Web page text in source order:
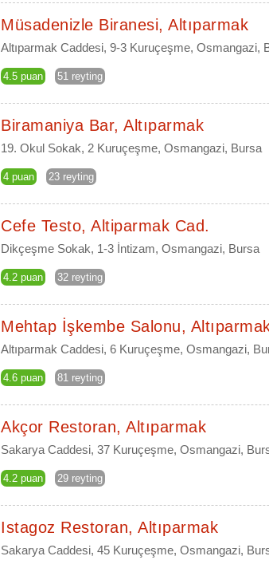
Müsadenizle Biranesi, Altıparmak
Altıparmak Caddesi, 9-3 Kuruçeşme, Osmangazi,
4.5 puan 51 reyting
Biramaniya Bar, Altıparmak
19. Okul Sokak, 2 Kuruçeşme, Osmangazi, Bursa
4 puan 23 reyting
Cefe Testo, Altiparmak Cad.
Dikçeşme Sokak, 1-3 İntizam, Osmangazi, Bursa
4.2 puan 32 reyting
Mehtap İşkembe Salonu,
Altıparmak Caddesi, 6 Kuruçeşme, Osmangazi,
4.6 puan 81 reyting
Akçor Restoran, Altıparmak
Sakarya Caddesi, 37 Kuruçeşme, Osmangazi,
4.2 puan 29 reyting
Istagoz Restoran, Altıparmak
Sakarya Caddesi, 45 Kuruçeşme, Osmangazi,